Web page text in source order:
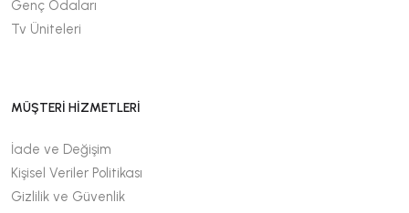
Genç Odaları
Tv Üniteleri
MÜŞTERİ HİZMETLERİ
İade ve Değişim
Kişisel Veriler Politikası
Gizlilik ve Güvenlik